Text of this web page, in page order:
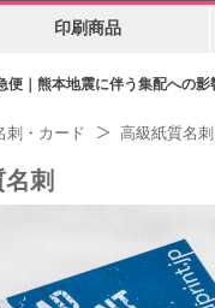
便｜熊本地震に伴う集配への
印刷商品
刺・カード 高級紙質名刺
刺